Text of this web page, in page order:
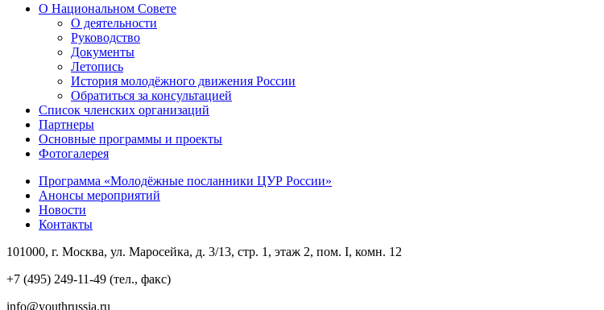
О Национальном Совете
О деятельности
Руководство
Документы
Летопись
История молодёжного движения России
Обратиться за консультацией
Список членских организаций
Партнеры
Основные программы и проекты
Фотогалерея
Программа «Молодёжные посланники ЦУР России»
Анонсы мероприятий
Новости
Контакты
101000, г. Москва, ул. Маросейка, д. 3/13, стр. 1, этаж 2, пом. I, комн. 12
+7 (495) 249-11-49 (тел., факс)
info@youthrussia.ru